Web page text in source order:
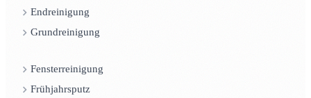
Endreinigung
Grundreinigung
Fensterreinigung
Frühjahrsputz